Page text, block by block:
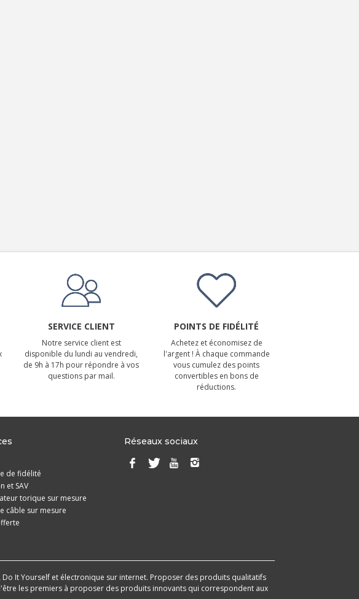
SERVICE CLIENT
Notre service client est
disponible du lundi au vendredi,
de 9h à 17h pour répondre à vos
questions par mail.
POINTS DE FIDÉLITÉ
Achetez et économisez de
l'argent ! À chaque commande
vous cumulez des points
convertibles en bons de
réductions.
de fidélité
et SAV
torique sur mesure
câble sur mesure
Réseaux sociaux
It Yourself et électronique sur internet. Proposer des produits qualitatifs
les premiers à proposer des produits innovants qui correspondent aux